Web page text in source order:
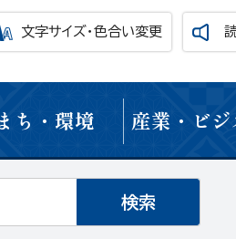
文字サイズ・色合い変更
ち・環境 産業・ビジ